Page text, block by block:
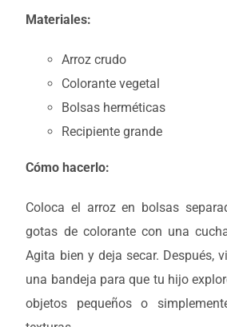
Materiales:
Arroz crudo
Colorante vegetal
Bolsas herméticas
Recipiente grande
Cómo hacerlo:
Coloca el arroz en bolsas
gotas de colorante con una
Agita bien y deja secar. Después,
una bandeja para que tu hijo
objetos pequeños o